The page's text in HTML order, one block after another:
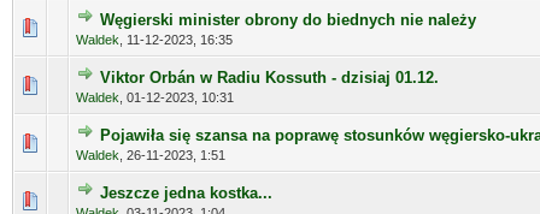
Węgierski minister obrony do biednych nie należy
Waldek 11-12-2023, 16:35
Viktor Orbán w Radiu Kossuth - dzisiaj 01.12.
Waldek 01-12-2023, 10:31
Pojawiła się szansa na poprawę stosunków węgiersko-
Waldek 26-11-2023, 1:51
Jeszcze jedna kostka...